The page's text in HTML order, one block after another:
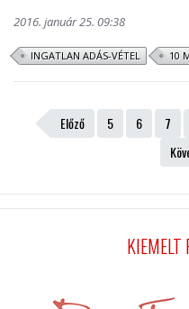
2016. január 25. 09:38
INGATLAN ADÁS-VÉTEL 10
Előző 5 6 7
KIEMELT